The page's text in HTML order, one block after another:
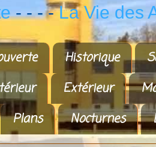
- - - -La Vie des
Historique
Extérieur
Plans Nocturnes